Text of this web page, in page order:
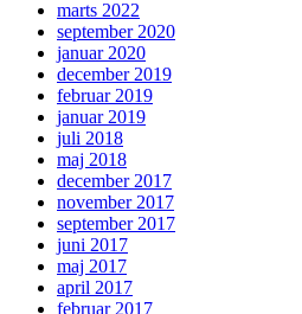
marts 2022
september 2020
januar 2020
december 2019
februar 2019
januar 2019
juli 2018
maj 2018
december 2017
november 2017
september 2017
juni 2017
maj 2017
april 2017
februar 2017